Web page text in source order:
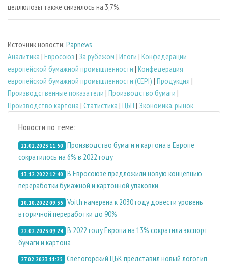
целлюлозы также снизилось на 3,7%.
Источник новости: Papnews
Аналитика | Евросоюз | За рубежом | Итоги | Конфедерации
европейской бумажной промышленности | Конфедерация
европейской бумажной промышленности (CEPI) | Продукция |
Производственные показатели | Производство бумаги |
Производство картона | Статистика | ЦБП | Экономика, рынок
Новости по теме:
21.02.2023 11:50 Производство бумаги и картона в Европе
сократилось на 6% в 2022 году
13.12.2022 12:40 В Евросоюзе предложили новую концепцию
переработки бумажной и картонной упаковки
10.10.2022 09:35 Voith намерена к 2030 году довести уровень
вторичной переработки до 90%
22.02.2023 09:24 В 2022 году Европа на 13% сократила экспорт
бумаги и картона
27.02.2023 11:25 Светогорский ЦБК представил новый логотип